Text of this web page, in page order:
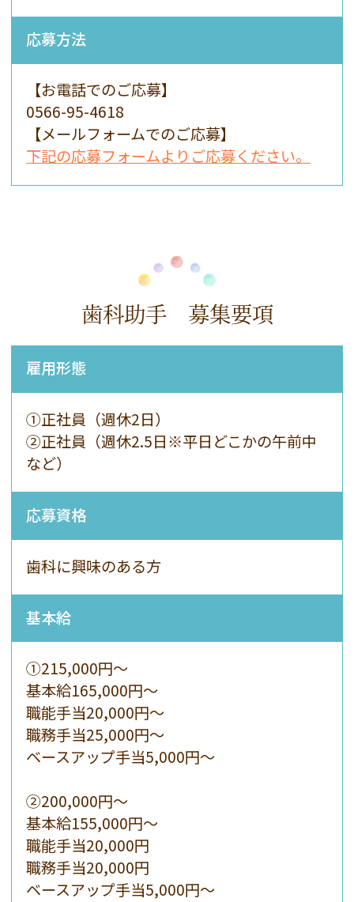
応募方法
【お電話でのご応募】
0566-95-4618
【メールフォームでのご応募】
下記の応募フォームよりご応募ください。
歯科助手募集要項
雇用形態
①正社員（週休2日）
②正社員（週休2.5日※平日どこかの午前中
など）
応募資格
歯科に興味のある方
基本給
①215,000円〜
基本給165,000円〜
職能手当20,000円〜
職務手当25,000円〜
ベースアップ手当5,000円〜
②200,000円〜
基本給155,000円〜
職能手当20,000円
職務手当20,000円
ベースアップ手当5,000円〜